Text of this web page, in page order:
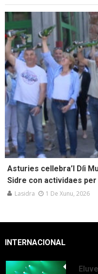
Asturies cellebra’l Díi
Sidre con actividaes
Lasidra 1 De Xunu, 2026
INTERNACIONAL